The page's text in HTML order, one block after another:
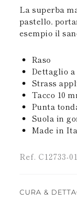
La superba
pastello,
esempio il
Raso
Dettaglio
Strass
Tacco 10
Punta
Suola in
Made in
Ref. C12733-
CURA &